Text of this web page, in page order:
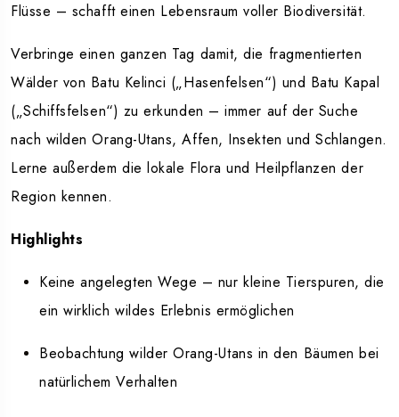
Flüsse – schafft einen Lebensraum voller Biodiversität.
Verbringe einen ganzen Tag damit, die fragmentierten
Wälder von Batu Kelinci („Hasenfelsen“) und Batu Kapal
(„Schiffsfelsen“) zu erkunden – immer auf der Suche
nach wilden Orang-Utans, Affen, Insekten und Schlangen.
Lerne außerdem die lokale Flora und Heilpflanzen der
Region kennen.
Highlights
Keine angelegten Wege – nur kleine Tierspuren, die
ein wirklich wildes Erlebnis ermöglichen
Beobachtung wilder Orang-Utans in den Bäumen bei
natürlichem Verhalten